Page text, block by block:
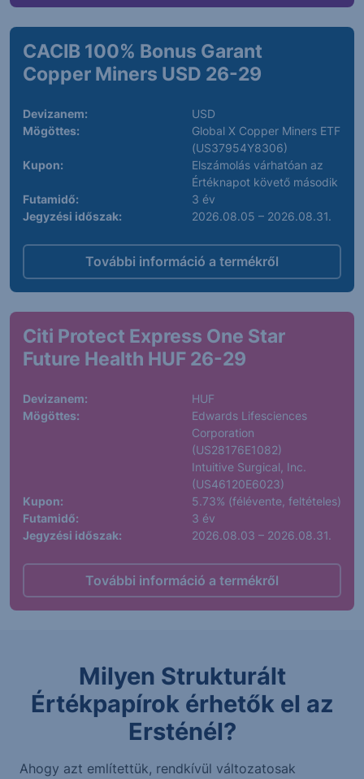
CACIB 100% Bonus Garant
Copper Miners USD 26-29
Devizanem:
USD
Mögöttes:
Global X Copper Miners ETF
(US37954Y8306)
Kupon:
Elszámolás várhatóan az
Értéknapot követő második
Futamidő:
3 év
Jegyzési időszak:
2026.08.05 – 2026.08.31.
További információ a termékről
Citi Protect Express One Star
Future Health HUF 26-29
Devizanem:
HUF
Mögöttes:
Edwards Lifesciences
Corporation
(US28176E1082)
Intuitive Surgical, Inc.
(US46120E6023)
Kupon:
5.73% (félévente, feltételes)
Futamidő:
3 év
Jegyzési időszak:
2026.08.03 – 2026.08.31.
További információ a termékről
Milyen Strukturált
Értékpapírok érhetők el az
Ersténél?
Ahogy azt említettük, rendkívül változatosak